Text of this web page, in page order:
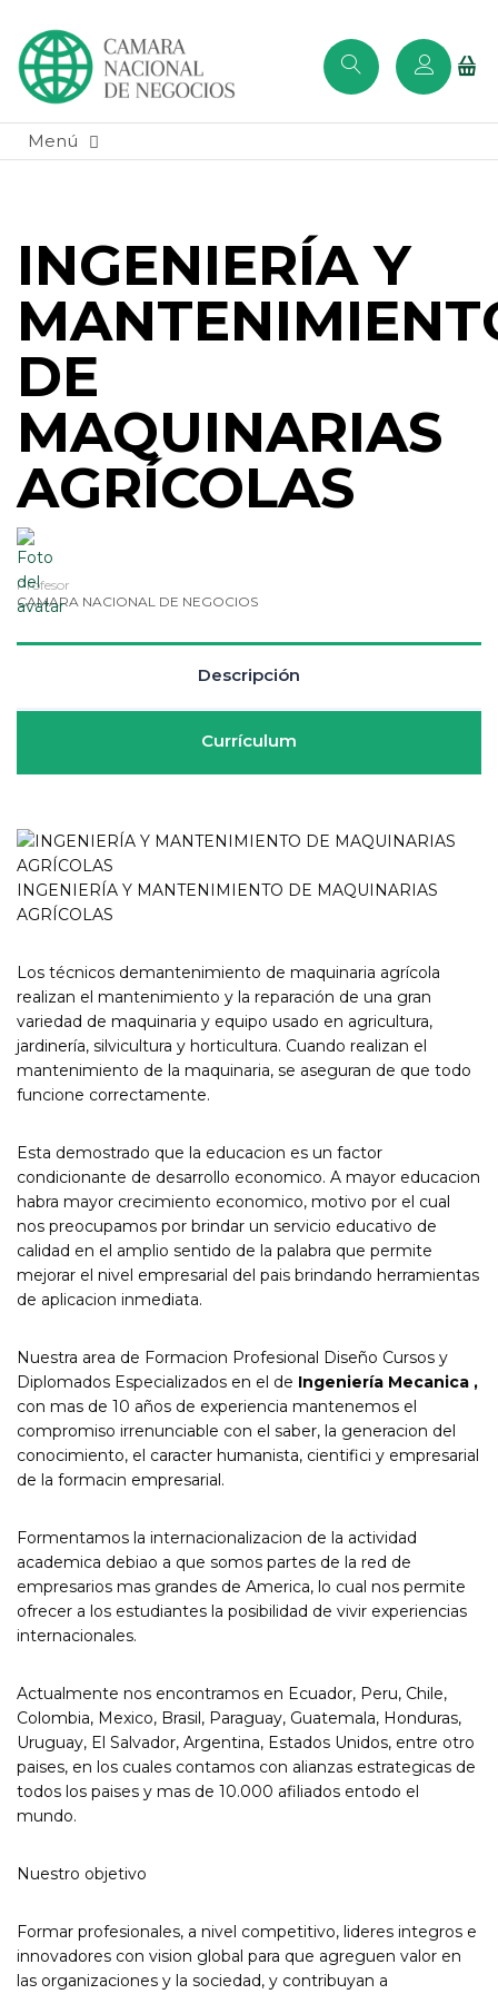
INGENIERÍA Y
DE
MAQUINARIAS
AGRÍCOLAS
Profesor
CAMARA NACIONAL DE NEGOCIOS
Descripción
Currículum
INGENIERÍA Y MANTENIMIENTO DE MAQUINARIAS
AGRÍCOLAS
Los técnicos demantenimiento de maquinaria agrícola
realizan el mantenimiento y la reparación de una gran
variedad de maquinaria y equipo usado en agricultura,
jardinería, silvicultura y horticultura. Cuando realizan el
mantenimiento de la maquinaria, se aseguran de que todo
funcione correctamente.
Esta demostrado que la educacion es un factor
condicionante de desarrollo economico. A mayor educacion
habra mayor crecimiento economico, motivo por el cual
nos preocupamos por brindar un servicio educativo de
calidad en el amplio sentido de la palabra que permite
mejorar el nivel empresarial del pais brindando herramientas
de aplicacion inmediata.
Nuestra area de Formacion Profesional Diseño Cursos y
Diplomados Especializados en el de Ingeniería Mecanica ,
con mas de 10 años de experiencia mantenemos el
compromiso irrenunciable con el saber, la generacion del
conocimiento, el caracter humanista, cientifici y empresarial
de la formacin empresarial.
Formentamos la internacionalizacion de la actividad
academica debiao a que somos partes de la red de
empresarios mas grandes de America, lo cual nos permite
ofrecer a los estudiantes la posibilidad de vivir experiencias
internacionales.
Actualmente nos encontramos en Ecuador, Peru, Chile,
Colombia, Mexico, Brasil, Paraguay, Guatemala, Honduras,
Uruguay, El Salvador, Argentina, Estados Unidos, entre otro
paises, en los cuales contamos con alianzas estrategicas de
todos los paises y mas de 10.000 afiliados entodo el
mundo.
Nuestro objetivo
Formar profesionales, a nivel competitivo, lideres integros e
innovadores con vision global para que agreguen valor en
las organizaciones y la sociedad, y contribuyan a